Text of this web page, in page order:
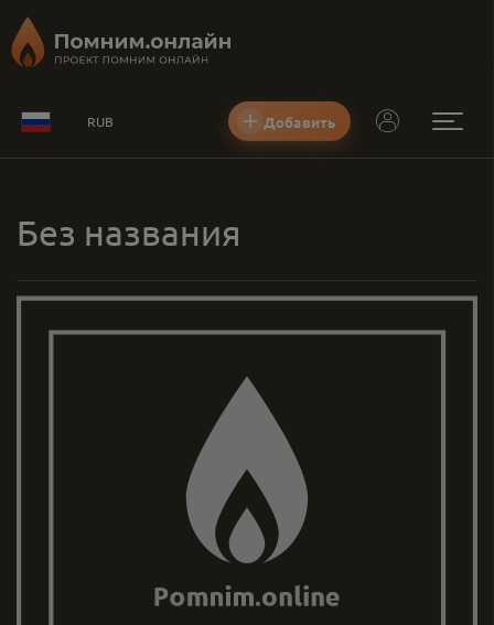
RUB Добавить
Без названия